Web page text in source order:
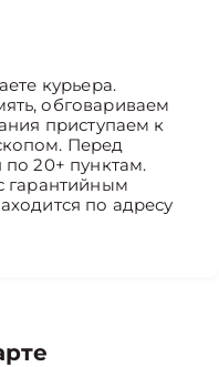
курьера.
обговариваем
приступаем к
Перед
20+ пунктам.
гарантийным
по адресу